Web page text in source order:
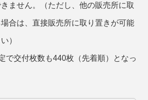
ません。（ただし、他の販売所に取
合は、直接販売所に取り置きが可能
）
で交付枚数も440枚（先着順）となっ